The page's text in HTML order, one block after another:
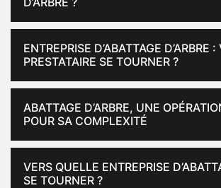
ENTREPRISE D’ABATTAGE D’ARBRE
PRESTATAIRE SE TOURNER ?
ABATTAGE D’ARBRE, UNE
POUR SA COMPLEXITÉ
VERS QUELLE ENTREPRISE
SE TOURNER ?